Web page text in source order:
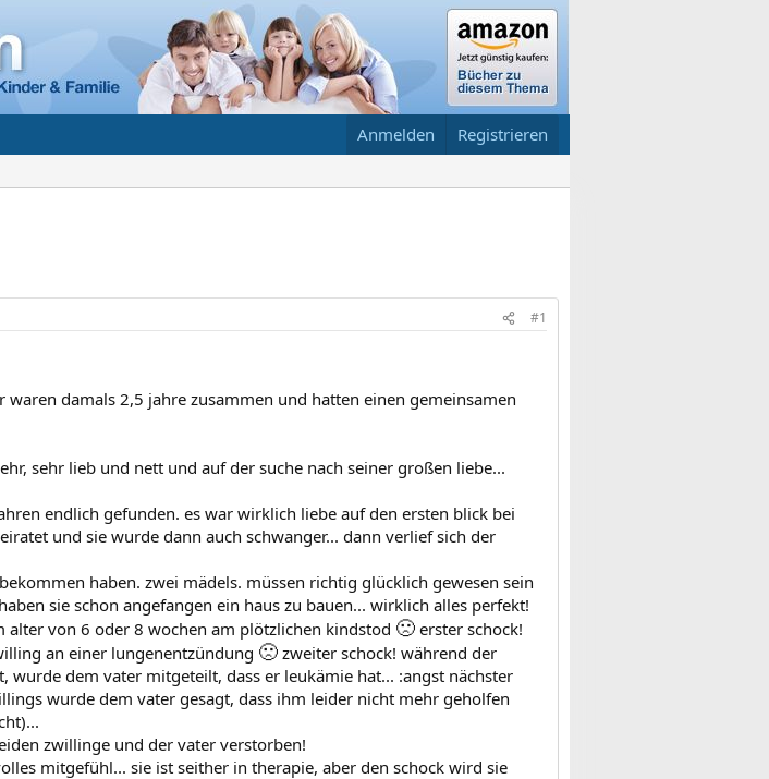
Anmelden Registrieren
#1
damals 2,5 jahre zusammen und hatten einen gemeinsamen
sehr lieb und nett und auf der suche nach seiner großen liebe...
endlich gefunden. es war wirklich liebe auf den ersten blick bei
und sie wurde dann auch schwanger... dann verlief sich der
haben. zwei mädels. müssen richtig glücklich gewesen sein
sie schon angefangen ein haus zu bauen... wirklich alles perfekt!
von 6 oder 8 wochen am plötzlichen kindstod 🙁 erster schock!
an einer lungenentzündung 🙁 zweiter schock! während der
dem vater mitgeteilt, dass er leukämie hat... :angst nächster
wurde dem vater gesagt, dass ihm leider nicht mehr geholfen
zwillinge und der vater verstorben!
mitgefühl... sie ist seither in therapie, aber den schock wird sie